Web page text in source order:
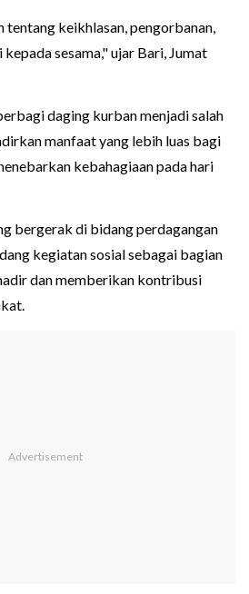
tentang keikhlasan, pengorbanan,
sesama," ujar Bari, Jumat
daging kurban menjadi salah
manfaat yang lebih luas bagi
kebahagiaan pada hari
bergerak di bidang perdagangan
kegiatan sosial sebagai bagian
dan memberikan kontribusi